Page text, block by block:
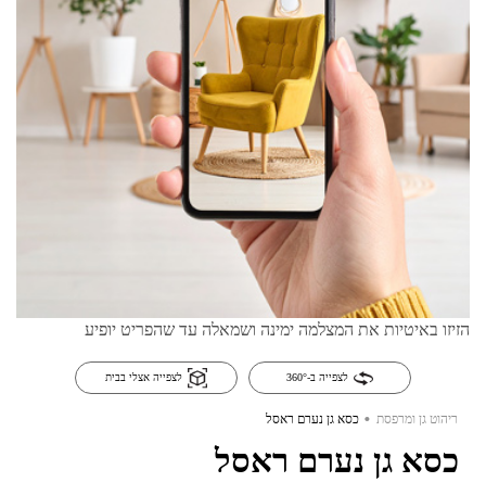
ריהוט גן ומרפסת . כסא גן נערם ראסל
כסא גן נערם ראסל
הזיזו באיטיות את המצלמה ימינה ושמאלה עד שהפריט יופיע
לצפייה ב-360° לצפייה אצלי בבית